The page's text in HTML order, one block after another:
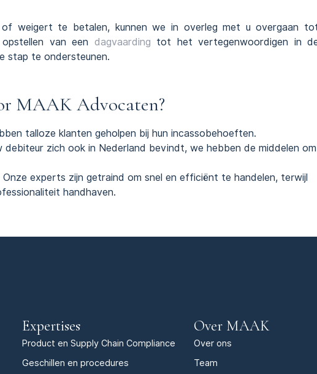
weigert te betalen, kunnen we in overleg met u overgaan
van een dagvaarding tot het vertegenwoordigen in
stap te ondersteunen.
MAAK Advocaten?
talloze klanten geholpen bij hun incassobehoeften.
debiteur zich ook in Nederland bevindt, we hebben de middelen om
Onze experts zijn getraind om snel en efficiënt te handelen, terwijl
handhaven.
Expertises
Product en Supply Chain Compliance
Geschillen en procedures
Over MAAK
Over ons
Team